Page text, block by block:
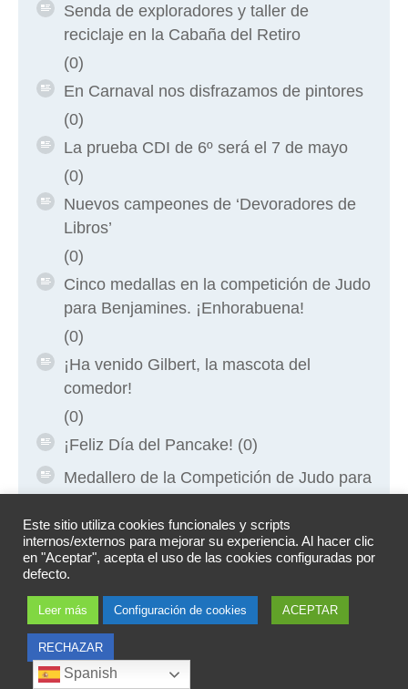
Senda de exploradores y taller de
reciclaje en la Cabaña del Retiro
(0)
En Carnaval nos disfrazamos de pintores
(0)
La prueba CDI de 6º será el 7 de mayo
(0)
Nuevos campeones de ‘Devoradores de
Libros’
(0)
Cinco medallas en la competición de Judo
para Benjamines. ¡Enhorabuena!
(0)
¡Ha venido Gilbert, la mascota del
comedor!
(0)
¡Feliz Día del Pancake! (0)
Medallero de la Competición de Judo para
(0)
La prueba LEA de 2º de Primaria se
realizará el 5 de junio
(0)
Fernando, Flora, Jimena, Victoria y Paula,
protagonistas de ‘devoradores de libros’
Este sitio utiliza cookies funcionales y scripts
internos/externos para mejorar su experiencia. Al hacer clic
en "Aceptar", acepta el uso de las cookies configuradas por
defecto.
Leer más Configuración de cookies ACEPTAR
RECHAZAR
Spanish